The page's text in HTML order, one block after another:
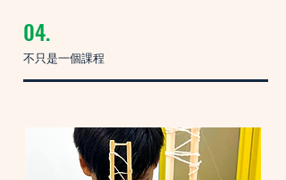
04.
不只是一個課程